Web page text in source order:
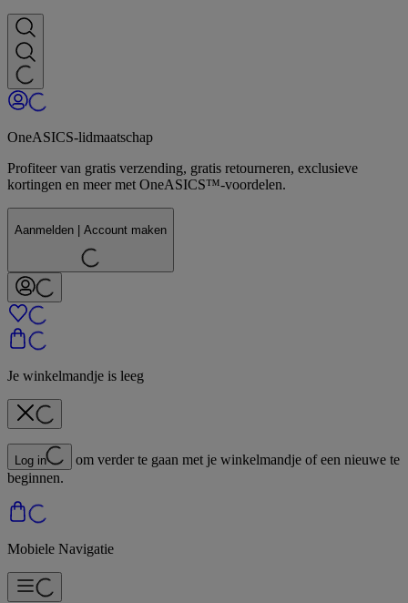
OneASICS-lidmaatschap
Profiteer van gratis verzending, gratis retourneren, exclusieve
kortingen en meer met OneASICS™-voordelen.
Aanmelden | Account maken
Je winkelmandje is leeg
Log in
om verder te gaan met je winkelmandje of een nieuwe te
beginnen.
Mobiele Navigatie